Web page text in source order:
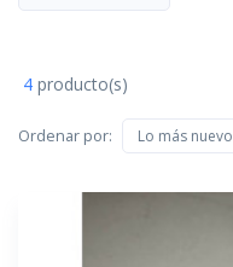
4 producto(s)
Ordenar por: Lo más nuevo